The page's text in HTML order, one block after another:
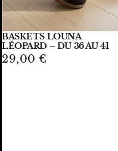
BASKETS LOUNA
LÉOPARD – DU 36 AU 41
29,00 €